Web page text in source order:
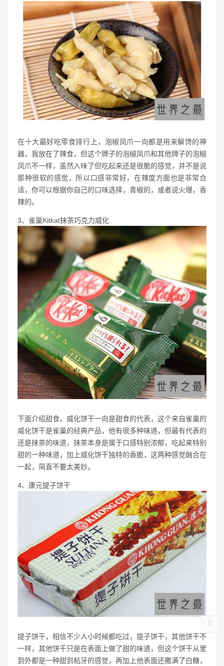
在十大最好吃零食排行上，泡椒凤爪一向都是用来解馋的神
器，我放在了辣食，但这个牌子的泡椒凤爪和其他牌子的泡椒
凤爪不一样，虽然入味了但吃起来还是很脆的感觉，并不是说
那种很软的感觉，所以口感非常好，在辣度方面也是非常合
适，你可以根据你自己的口味选择，青椒的，或者说火爆，香
辣的。
3、雀巢Kitkat抹茶巧克力威化
下面介绍甜食，威化饼干一向是甜食的代表，这个来自雀巢的
威化饼干是雀巢的经典产品，他有很多种味道，但最有代表的
还是抹茶的味道，抹茶本身是属于口感特别浓郁，吃起来特别
甜的一种味道，加上威化饼干独特的香脆，这两种感觉融合在
一起，简直不要太美妙。
4、康元提子饼干
提子饼干，相信不少人小时候都吃过，提子饼干，其他饼干不
一样，其他饼干只是在表面上做了甜的味道，但这个饼干从里
到外都是一种甜到粘牙的感觉，再加上他表面还撒满了白糖，